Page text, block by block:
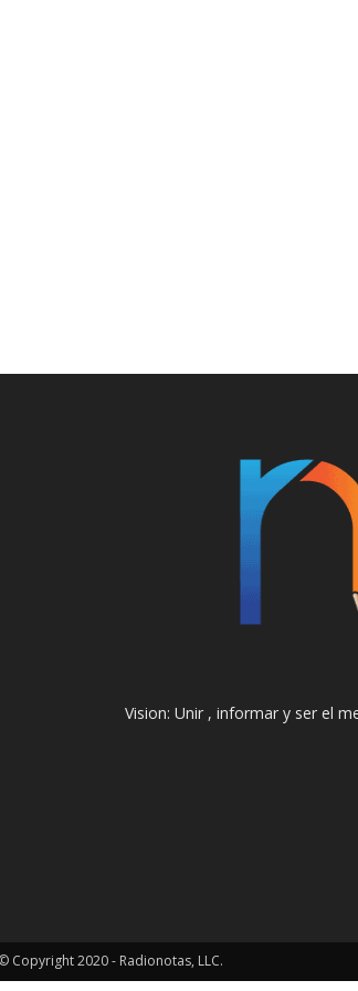
Vision: Unir , informar y ser el
© Copyright 2020 - Radionotas, LLC.